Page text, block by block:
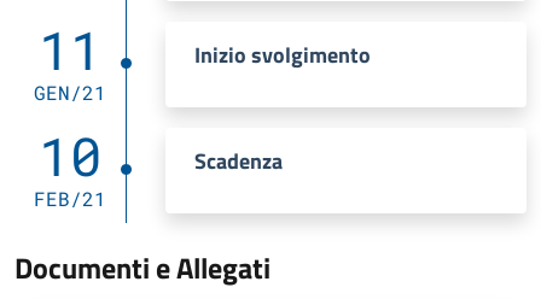
11
GEN/21
Inizio svolgimento
10
FEB/21
Scadenza
Documenti e Allegati